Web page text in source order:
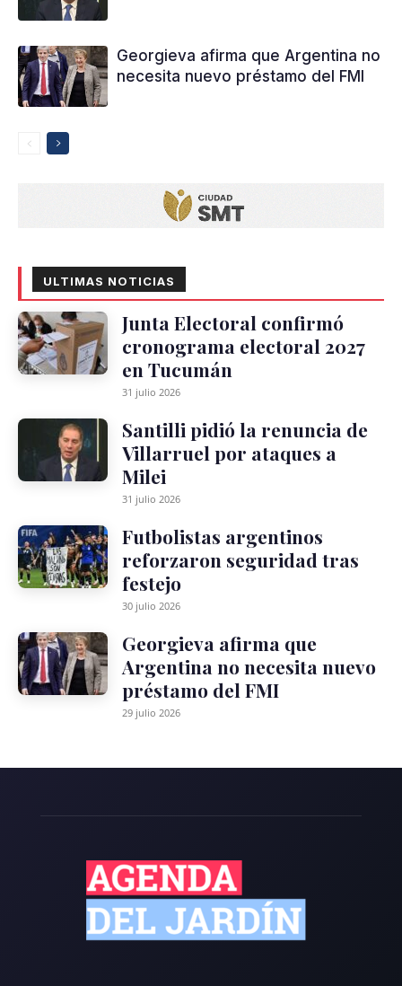
Georgieva afirma que Argentina no
necesita nuevo préstamo del FMI
ULTIMAS NOTICIAS
Junta Electoral confirmó
cronograma electoral 2027
en Tucumán
31 julio 2026
Santilli pidió la renuncia de
Villarruel por ataques a
Milei
31 julio 2026
Futbolistas argentinos
reforzaron seguridad tras
festejo
30 julio 2026
Georgieva afirma que
Argentina no necesita nuevo
préstamo del FMI
29 julio 2026